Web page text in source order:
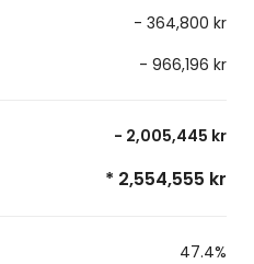
- 364,800 kr
- 966,196 kr
- 2,005,445 kr
* 2,554,555 kr
47.4%